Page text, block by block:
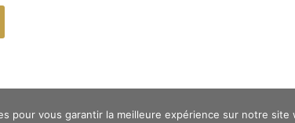
-Mentions légales
pour vous garantir la meilleure expérience sur notre